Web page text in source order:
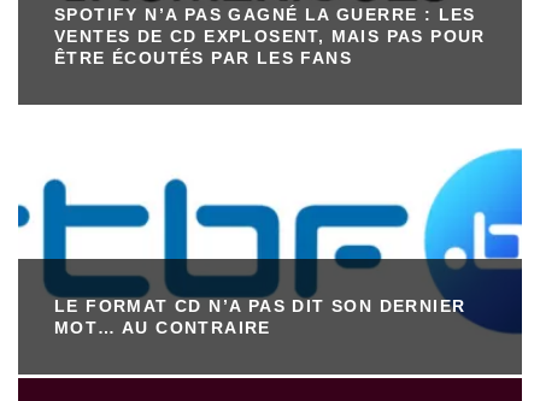
SPOTIFY N’A PAS GAGNÉ LA GUERRE : LES
VENTES DE CD EXPLOSENT, MAIS PAS POUR
ÊTRE ÉCOUTÉS PAR LES FANS
LE FORMAT CD N’A PAS DIT SON DERNIER
MOT… AU CONTRAIRE